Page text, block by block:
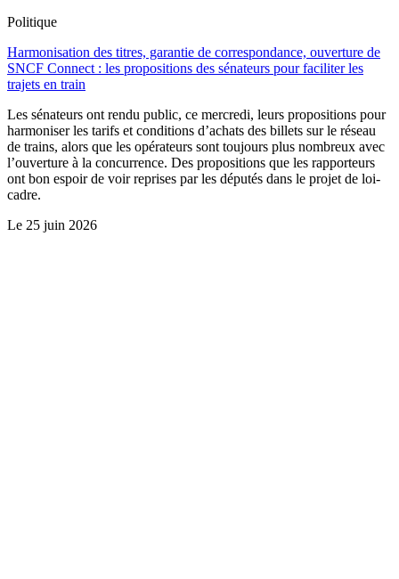
Politique
Harmonisation des titres, garantie de correspondance, ouverture de
SNCF Connect : les propositions des sénateurs pour faciliter les
trajets en train
Les sénateurs ont rendu public, ce mercredi, leurs propositions pour
harmoniser les tarifs et conditions d’achats des billets sur le réseau
de trains, alors que les opérateurs sont toujours plus nombreux avec
l’ouverture à la concurrence. Des propositions que les rapporteurs
ont bon espoir de voir reprises par les députés dans le projet de loi-
cadre.
Le 25 juin 2026